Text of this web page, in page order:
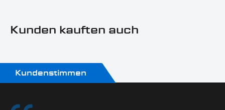
Kunden kauften auch
Kundenstimmen